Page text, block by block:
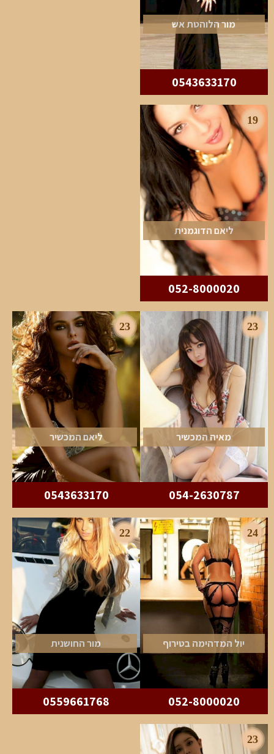
מור הלוהטת אש
0543633170
19
ליאם הדוגמנית
052-8000020
23
מאיה המכשיר
054-2630787
23
ליאם המכשיר
0543633170
24
יול המדהימה בטירוף
052-8000020
22
מור החושנית
0559661768
23